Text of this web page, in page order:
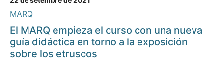
MARQ
El MARQ empieza el curso con una nueva
guía didáctica en torno a la exposición
sobre los etruscos